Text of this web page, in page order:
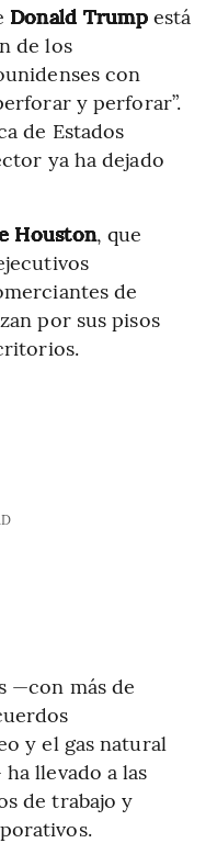
Donald Trumpestá
de los
con
y perforar”.
de Estados
ya ha dejado
Houston, que
de
por sus pisos
—con más de
y el gas natural
llevado a las
de trabajo y